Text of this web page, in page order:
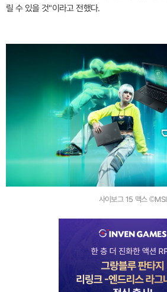
릴 수 있을 것"이라고 전했다.
사이보그 15 맥스 ©MSI